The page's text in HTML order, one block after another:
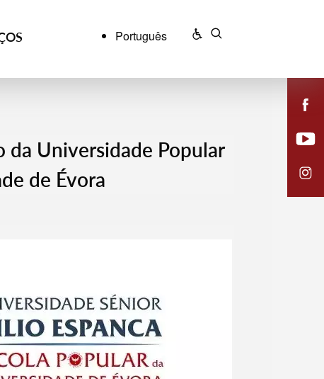
Português
da Universidade Popular
de Évora